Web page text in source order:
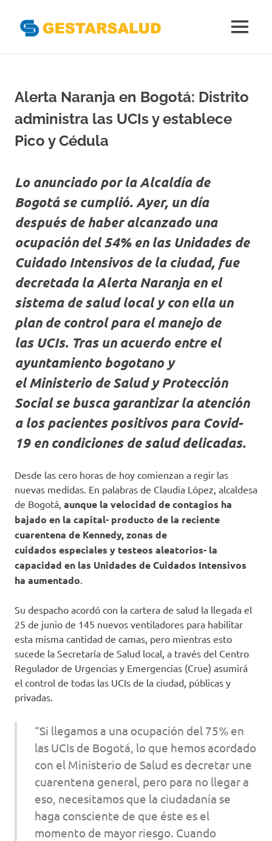
contenido
del
Aseguramiento
de
la
MENÚ
Alerta Naranja en Bogotá: Distrito
administra las UCIs y establece
Pico y Cédula
Lo anunciado por la Alcaldía de
Bogotá se cumplió. Ayer, un día
después de haber alcanzado una
ocupación del 54% en las Unidades de
Cuidado Intensivos de la ciudad, fue
decretada la Alerta Naranja en el
sistema de salud local y con ella un
plan de control para el manejo de
las UCIs. Tras un acuerdo entre el
ayuntamiento bogotano y
el Ministerio de Salud y Protección
Social se busca garantizar la atención
a los pacientes positivos para Covid-
19 en condiciones de salud delicadas.
Desde las cero horas de hoy comienzan a regir las
nuevas medidas. En palabras de Claudia López, alcaldesa
de Bogotá, aunque la velocidad de contagios ha
bajado en la capital- producto de la reciente
cuarentena de Kennedy, zonas de
cuidados especiales y testeos aleatorios- la
capacidad en las Unidades de Cuidados Intensivos
ha aumentado.
Su despacho acordó con la cartera de salud la llegada el
25 de junio de 145 nuevos ventiladores para habilitar
esta misma cantidad de camas, pero mientras esto
sucede la Secretaría de Salud local, a través del Centro
Regulador de Urgencias y Emergencias (Crue) asumirá
el control de todas las UCIs de la ciudad, públicas y
privadas.
“Si llegamos a una ocupación del 75% en
las UCIs de Bogotá, lo que hemos acordado
con el Ministerio de Salud es decretar une
cuarentena general, pero para no llegar a
eso, necesitamos que la ciudadanía se
haga consciente de que éste es el
momento de mayor riesgo. Cuando